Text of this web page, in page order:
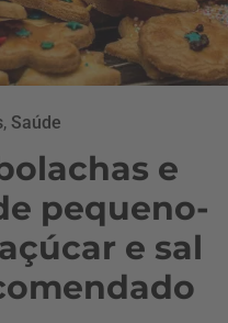
, Saúde
e
pequeno-
e sal